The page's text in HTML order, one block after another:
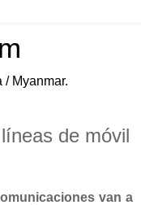
Myanmar.
de móvil
van a